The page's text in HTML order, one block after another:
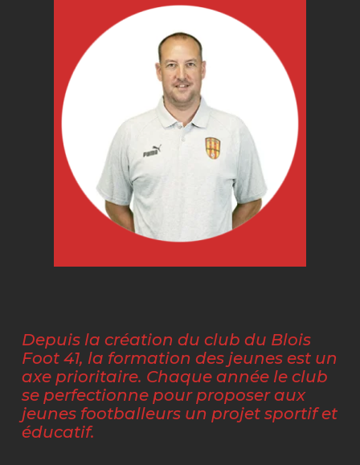
Depuis la création du club du Blois
Foot 41, la formation des jeunes est un
axe prioritaire. Chaque année le club
se perfectionne pour proposer aux
jeunes footballeurs un projet sportif et
éducatif.